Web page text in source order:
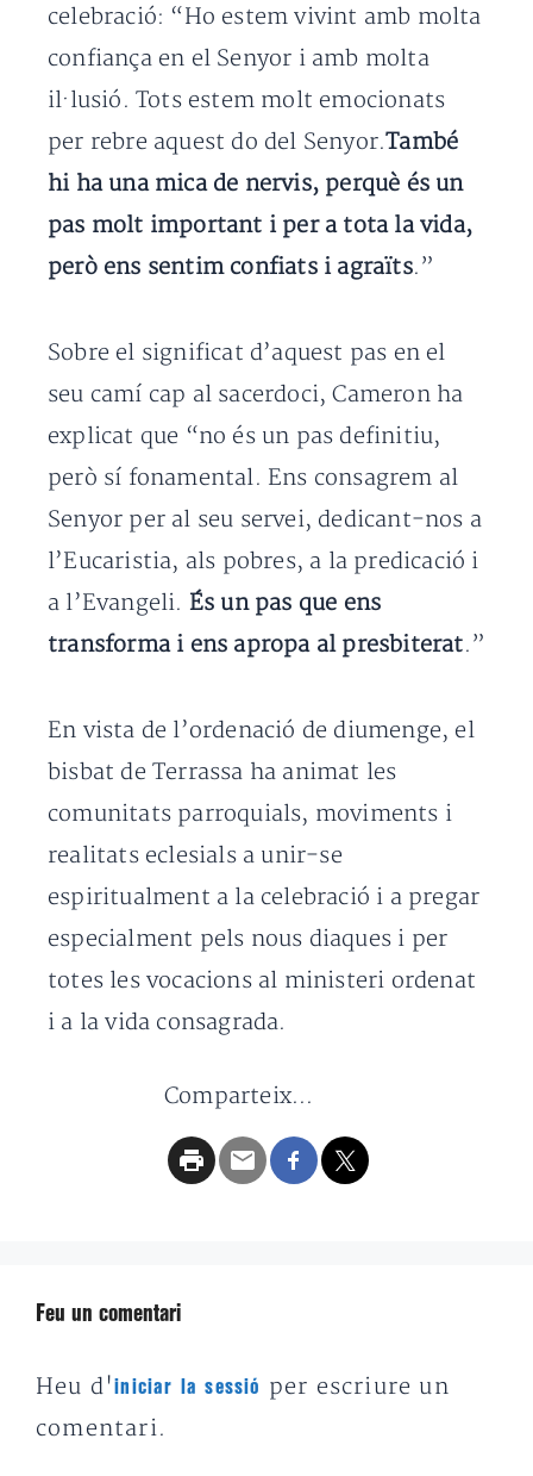
celebració: “Ho estem vivint amb molta
confiança en el Senyor i amb molta
il·lusió. Tots estem molt emocionats
per rebre aquest do del Senyor.També
hi ha una mica de nervis, perquè és un
pas molt important i per a tota la vida,
però ens sentim confiats i agraïts.”
Sobre el significat d’aquest pas en el
seu camí cap al sacerdoci, Cameron ha
explicat que “no és un pas definitiu,
però sí fonamental. Ens consagrem al
Senyor per al seu servei, dedicant-nos a
l’Eucaristia, als pobres, a la predicació i
a l’Evangeli. És un pas que ens
transforma i ens apropa al presbiterat.”
En vista de l’ordenació de diumenge, el
bisbat de Terrassa ha animat les
comunitats parroquials, moviments i
realitats eclesials a unir-se
espiritualment a la celebració i a pregar
especialment pels nous diaques i per
totes les vocacions al ministeri ordenat
i a la vida consagrada.
Comparteix...
Feu un comentari
Heu d'iniciar la sessió
per escriure un
comentari.